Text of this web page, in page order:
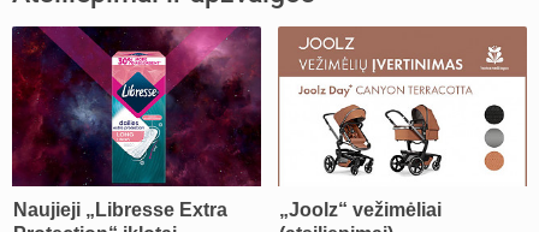
Naujieji „Libresse Extra
„Joolz“ vežimėliai